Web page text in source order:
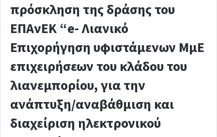
πρόσκληση της δράσης του
ΕΠΑνΕΚ “e- Λιανικό
Επιχορήγηση υφιστάμενων ΜμΕ
επιχειρήσεων του κλάδου του
λιανεμπορίου, για την
ανάπτυξη/αναβάθμιση και
διαχείριση ηλεκτρονικού